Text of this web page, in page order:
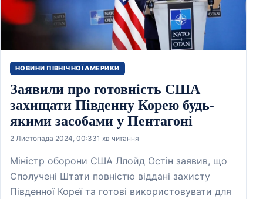
НОВИНИ ПІВНІЧНОЇ АМЕРИКИ
Заявили про готовність США
захищати Південну Корею будь-
якими засобами у Пентагоні
2 Листопада 2024, 00:331 хв читання
Міністр оборони США Ллойд Остін заявив, що
Сполучені Штати повністю віддані захисту
Південної Кореї та готові використовувати для